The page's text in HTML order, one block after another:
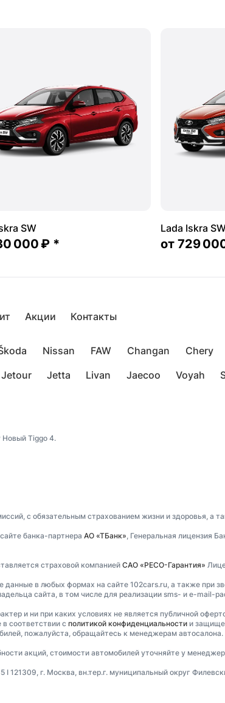
SW
000 ₽ *
Lada Iskra
от 729
Акции Контакты
Nissan FAW Changan Chery
Jetour Jetta Livan Jaecoo Voyah
Новый Tiggo 4.
с обязательным страхованием жизни и здоровья, а
банка-партнера АО «ТБанк», Генеральная лицензия
страховой компанией САО «РЕСО-Гарантия»
в любых формах на сайте 102cars.ru, а также при
сайта, в том числе для реализации sms- и e-mail-
и ни при каких условиях не является публичной
соответствии с политикой конфиденциальности и
пожалуйста, обращайтесь к менеджерам автосалона.
акций, стоимости автомобилей уточняйте у
г. Москва, вн.тер.г. муниципальный округ